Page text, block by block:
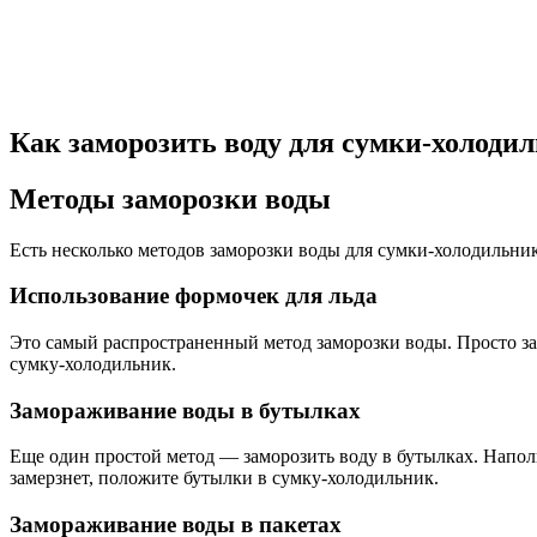
Как заморозить воду для сумки-
Методы заморозки воды
Есть несколько методов заморозки воды для сумки-
Использование формочек для льда
Это самый распространенный метод заморозки воды. Просто
сумку-холодильник.
Замораживание воды в бутылках
Еще один простой метод — заморозить воду в бутылках.
замерзнет, положите бутылки в сумку-холодильник.
Замораживание воды в пакетах